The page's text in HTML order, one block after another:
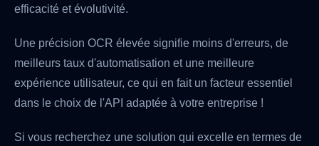
efficacité et évolutivité.
Une précision OCR élevée signifie moins d'erreurs, de
meilleurs taux d'automatisation et une meilleure
expérience utilisateur, ce qui en fait un facteur essentiel
dans le choix de l'API adaptée à votre entreprise !
Si vous recherchez une solution qui excelle en termes de